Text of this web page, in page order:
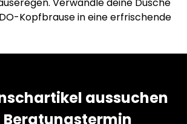
Verwandle deine Dusche
Kopfbrause in eine erfrischende
aussuchen
Beratungstermin